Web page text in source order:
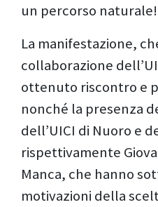
un percorso naturale!
La manifestazione,
collaborazione
ottenuto riscontro e
nonché la presenza
dell’UICI di Nuoro e
rispettivamente
Manca, che hanno
motivazioni della